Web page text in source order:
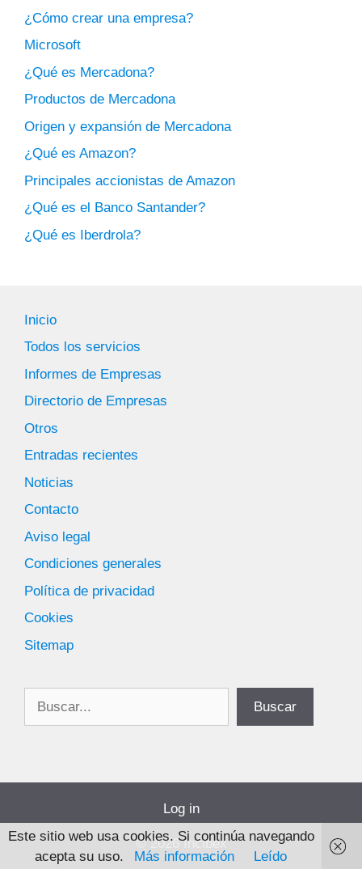
¿Cómo crear una empresa?
Microsoft
¿Qué es Mercadona?
Productos de Mercadona
Origen y expansión de Mercadona
¿Qué es Amazon?
Principales accionistas de Amazon
¿Qué es el Banco Santander?
¿Qué es Iberdrola?
Inicio
Todos los servicios
Informes de Empresas
Directorio de Empresas
Otros
Entradas recientes
Noticias
Contacto
Aviso legal
Condiciones generales
Política de privacidad
Cookies
Sitemap
Buscar
Log in
© 2026 Incibex
Este sitio web usa cookies. Si continúa navegando
acepta su uso.
Más información Leído